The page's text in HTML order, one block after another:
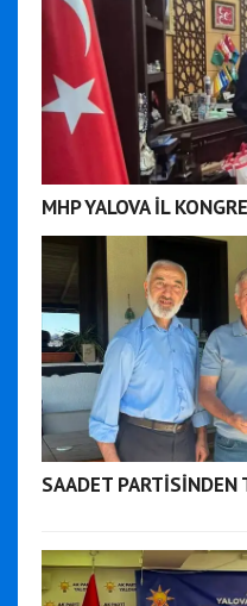
MHP YALOVA İL
SAADET PARTİSİNDEN